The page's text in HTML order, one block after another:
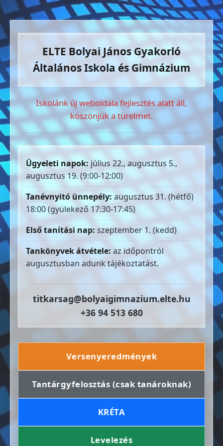
ELTE Bolyai János Gyakorló
Általános Iskola és Gimnázium
Iskolánk új weboldala fejlesztés alatt áll,
köszönjük a türelmet.
Ügyeleti napok: július 22., augusztus 5.,
augusztus 19. (9:00-12:00)
Tanévnyitó ünnepély: augusztus 31. (hétfő)
18:00 (gyülekező 17:30-17:45)
Első tanítási nap: szeptember 1. (kedd)
Tankönyvek átvétele: az időpontról
augusztusban adunk tájékoztatást.
titkarsag@bolyaigimnazium.elte.hu
+36 94 513 680
Versenyeredmények
Tantárgyfelosztás (csak tanároknak)
KRÉTA
Levelezés